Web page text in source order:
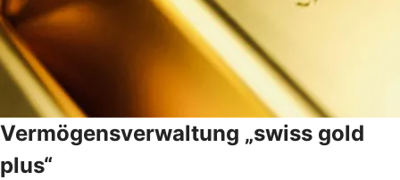
Vermögensverwaltung „swiss gold
plus“